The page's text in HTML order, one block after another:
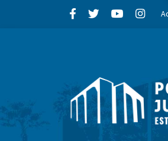
FacebookTwitter Youtube